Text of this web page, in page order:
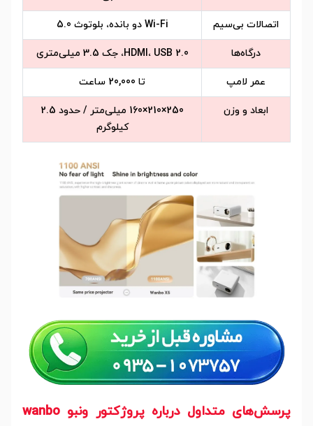
اتصالات بی‌سیم Wi-Fi دو بانده، بلوتوث 5.0
درگاه‌ها HDMI، USB 2.0، جک 3.5 میلی‌متری
عمر لامپ تا 20,000 ساعت
ابعاد و وزن
250×210×160 میلی‌متر / حدود 2.5
کیلوگرم
پرسش‌های متداول درباره پروژکتور ونبو wanbo